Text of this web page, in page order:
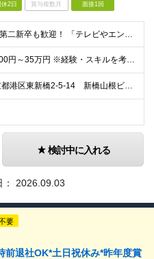
2日 賞与複数月 面接1回
職種未経験、第二新卒も歓迎！ 「テレビやエンタメが好き」という気持ちが何よりの武器になります。 「経験を活かして誰かに寄り添いたい」 「エンタメ業界をもっと盛り上げたい」 そんな想いを持つ方が集まっ
■月給27万5000円～35万円 ※経験・スキルを考慮し決定します。 ※上記金額には、固定残業代（月40時間／6万4625円～8万2175円）を含みます。 ※超過分は別途支給します。 【試用期間】
【本社】 東京都港区東新橋2-5-14 新橋山根ビル7階
検討中に入れる
2026.09.03
要
前退社OK*土日祝休み*昨年度賞